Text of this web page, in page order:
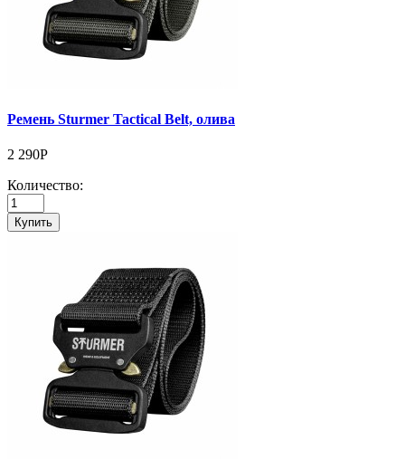
Ремень Sturmer Tactical Belt, олива
2 290Р
Количество:
Купить